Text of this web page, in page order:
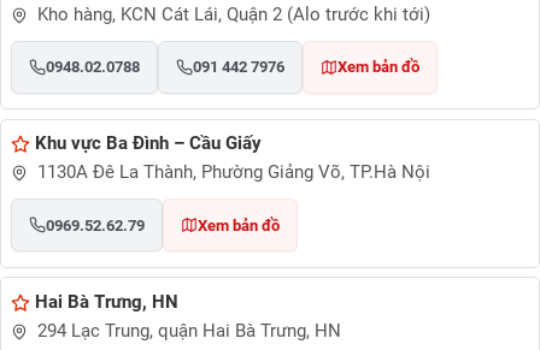
Kho hàng, KCN Cát Lái, Quận 2 (Alo trước khi tới)
0948.02.0788 091 442 7976 Xem bản đồ
Khu vực Ba Đình – Cầu Giấy
1130A Đê La Thành, Phường Giảng Võ, TP.Hà Nội
0969.52.62.79 Xem bản đồ
Hai Bà Trưng, HN
294 Lạc Trung, quận Hai Bà Trưng, HN